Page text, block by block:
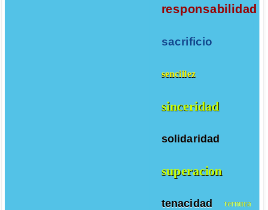
responsabilidad
sacrificio
sencillez
sinceridad
solidaridad
superacion
tenacidad ternura